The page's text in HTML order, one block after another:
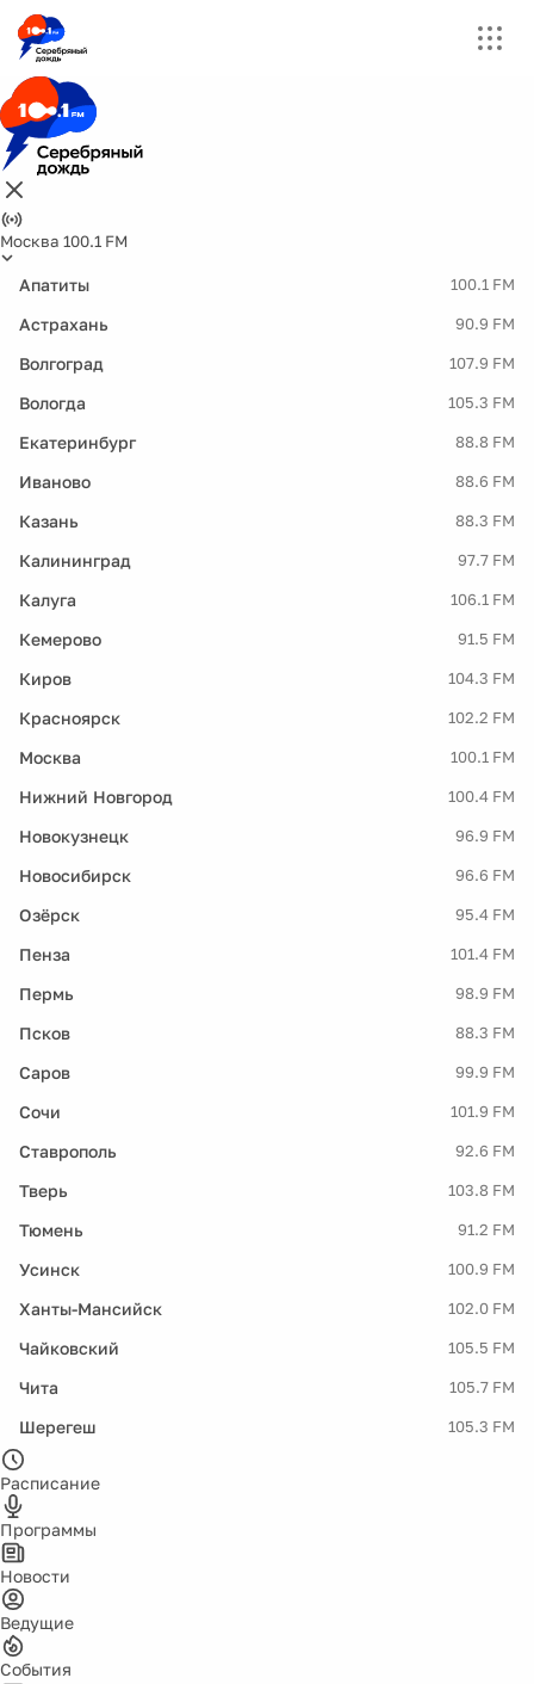
Москва 100.1 FM
Апатиты 100.1 FM
Астрахань 90.9 FM
Волгоград 107.9 FM
Вологда 105.3 FM
Екатеринбург 88.8 FM
Иваново 88.6 FM
Казань 88.3 FM
Калининград 97.7 FM
Калуга 106.1 FM
Кемерово 91.5 FM
Киров 104.3 FM
Красноярск 102.2 FM
Москва 100.1 FM
Нижний Новгород 100.4 FM
Новокузнецк 96.9 FM
Новосибирск 96.6 FM
Озёрск 95.4 FM
Пенза 101.4 FM
Пермь 98.9 FM
Псков 88.3 FM
Саров 99.9 FM
Сочи 101.9 FM
Ставрополь 92.6 FM
Тверь 103.8 FM
Тюмень 91.2 FM
Усинск 100.9 FM
Ханты-Мансийск 102.0 FM
Чайковский 105.5 FM
Чита 105.7 FM
Шерегеш 105.3 FM
Расписание
Программы
Новости
Ведущие
События